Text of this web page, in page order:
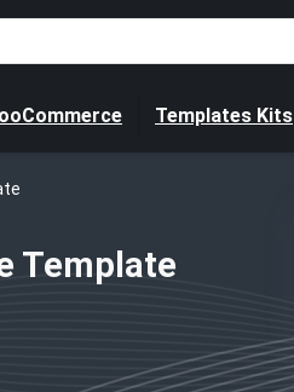
Templates Kits
Template